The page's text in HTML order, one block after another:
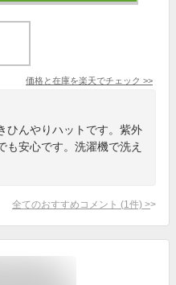
価格と在庫を楽天でチェック >>
ひんやりハットです。紫外
安心です。洗濯機で洗え
全てのおすすめコメント (1 件) >